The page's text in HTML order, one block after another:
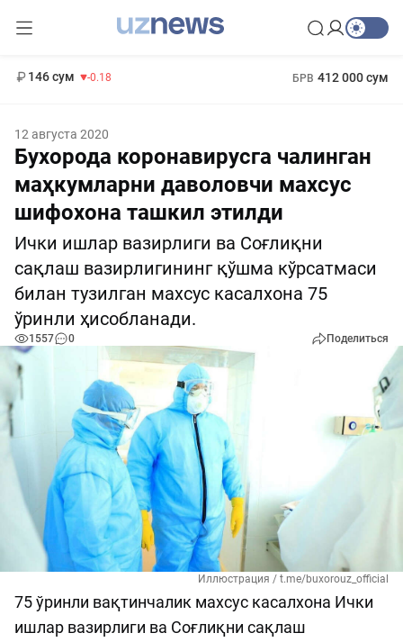
146 сум -0.18 БРВ 412 000 сум
12 августа 2020
Бухорода коронавирусга чалинган
маҳкумларни даволовчи махсус
шифохона ташкил этилди
Ички ишлар вазирлиги ва Соғлиқни
сақлаш вазирлигининг қўшма кўрсатмаси
билан тузилган махсус касалхона 75
ўринли ҳисобланади.
1557 0 Поделиться
Иллюстрация / t.me/buxorouz_official
75 ўринли вақтинчалик махсус касалхона Ички
ишлар вазирлиги ва Соғлиқни сақлаш